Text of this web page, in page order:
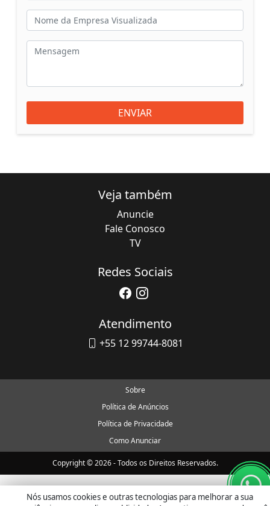
ENVIAR
Veja também
Anuncie
Fale Conosco
TV
Redes Sociais
Atendimento
+55 12 99744-8081
Sobre
Política de Anúncios
Política de Privacidade
Como Anunciar
Copyright © 2026 - Todos os Direitos Reservados.
Nós usamos cookies e outras tecnologias para melhorar a sua